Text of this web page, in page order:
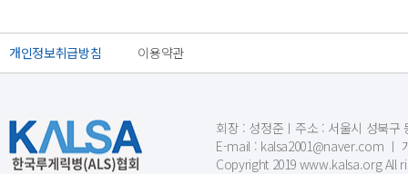
개인정보취급방침 이용약관
회장 : 성정준ㅣ주소 : 서울시 성북구
E-mail : kalsa2001@naver.com ㅣ
Copyright 2019 www.kalsa.org All